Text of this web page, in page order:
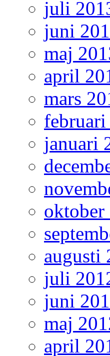
juli
juni
maj
april
mars
januari
oktober
augusti
juli
juni
maj
april